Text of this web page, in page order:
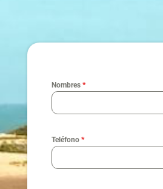
Nombres *
Teléfono *